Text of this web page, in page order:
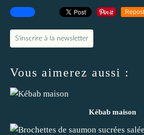
Repost
S'inscrire à la newsletter
Vous aimerez aussi :
Kébab maison